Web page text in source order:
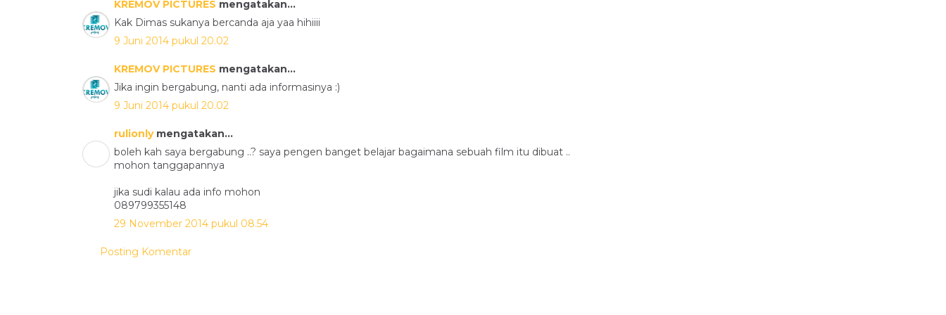
KREMOV PICTURES mengatakan...
Kak Dimas sukanya bercanda aja yaa hihiiii
9 Juni 2014 pukul 20.02
KREMOV PICTURES mengatakan...
Jika ingin bergabung, nanti ada informasinya :)
9 Juni 2014 pukul 20.02
rulionlymengatakan...
boleh kah saya bergabung ..? saya pengen banget belajar bagaimana sebuah film itu dibuat ..
mohon tanggapannya
jika sudi kalau ada info mohon
089799355148
29 November 2014 pukul 08.54
Posting Komentar